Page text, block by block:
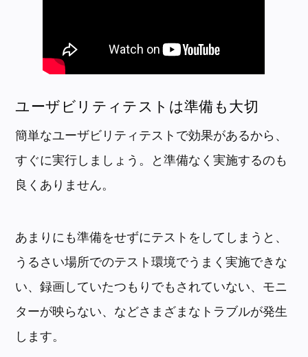
ユーザビリティテストは準備も大切
簡単なユーザビリティテストで効果があるから、
すぐに実行しましょう。と準備なく実施するのも
良くありません。
あまりにも準備をせずにテストをしてしまうと、
うるさい場所でのテスト環境でうまく実施できな
い、録画していたつもりでもされていない、モニ
ターが映らない、などさまざまなトラブルが発生
します。